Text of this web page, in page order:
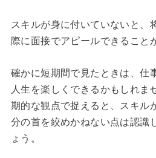
スキルが身に付いていないと、
際に面接でアピールできること
確かに短期間で見たときは、仕
人生を楽しくできるかもしれま
期的な観点で捉えると、スキル
分の首を絞めかねない点は認識
ょう。